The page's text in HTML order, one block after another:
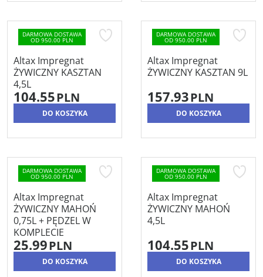
DARMOWA DOSTAWA
OD 950.00 PLN
Altax Impregnat
ŻYWICZNY KASZTAN
4,5L
104.55PLN
DO KOSZYKA
DARMOWA DOSTAWA
OD 950.00 PLN
Altax Impregnat
ŻYWICZNY KASZTAN 9L
157.93PLN
DO KOSZYKA
DARMOWA DOSTAWA
OD 950.00 PLN
Altax Impregnat
ŻYWICZNY MAHOŃ
0,75L + PĘDZEL W
KOMPLECIE
25.99PLN
DO KOSZYKA
DARMOWA DOSTAWA
OD 950.00 PLN
Altax Impregnat
ŻYWICZNY MAHOŃ
4,5L
104.55PLN
DO KOSZYKA